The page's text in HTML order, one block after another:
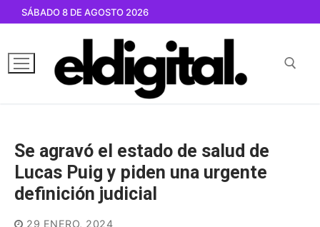
contenido
SÁBADO 8 DE AGOSTO 2026
Se agravó el estado de salud de
Lucas Puig y piden una urgente
definición judicial
29 ENERO, 2024